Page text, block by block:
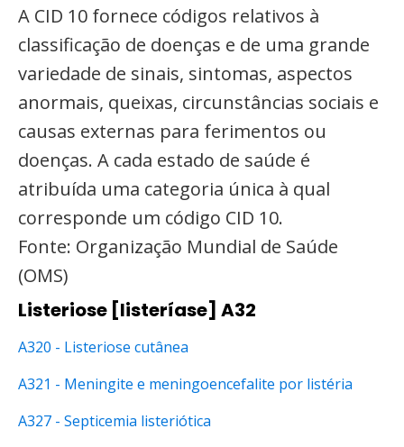
A CID 10 fornece códigos relativos à
classificação de doenças e de uma grande
variedade de sinais, sintomas, aspectos
anormais, queixas, circunstâncias sociais e
causas externas para ferimentos ou
doenças. A cada estado de saúde é
atribuída uma categoria única à qual
corresponde um código CID 10.
Fonte: Organização Mundial de Saúde
(OMS)
Listeriose [listeríase] A32
A320 - Listeriose cutânea
A321 - Meningite e meningoencefalite por listéria
A327 - Septicemia listeriótica